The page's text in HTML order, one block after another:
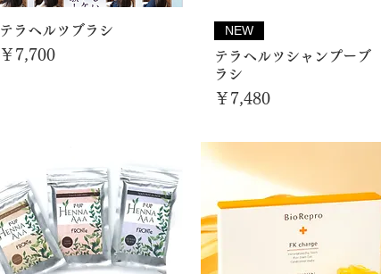
テラヘルツブラシ
価格
￥7,700
NEW
テラヘルツシャンプーブ
ラシ
価格
￥7,480